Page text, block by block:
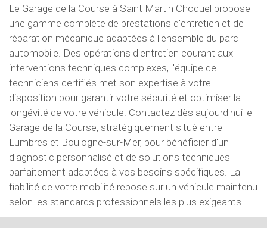
Le Garage de la Course à Saint Martin Choquel propose
une gamme complète de prestations d'entretien et de
réparation mécanique adaptées à l'ensemble du parc
automobile. Des opérations d'entretien courant aux
interventions techniques complexes, l'équipe de
techniciens certifiés met son expertise à votre
disposition pour garantir votre sécurité et optimiser la
longévité de votre véhicule. Contactez dès aujourd'hui le
Garage de la Course, stratégiquement situé entre
Lumbres et Boulogne-sur-Mer, pour bénéficier d'un
diagnostic personnalisé et de solutions techniques
parfaitement adaptées à vos besoins spécifiques. La
fiabilité de votre mobilité repose sur un véhicule maintenu
selon les standards professionnels les plus exigeants.